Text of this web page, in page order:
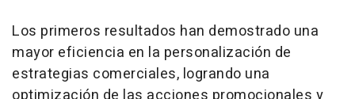
Los primeros resultados han demostrado una
mayor eficiencia en la personalización de
estrategias comerciales, logrando una